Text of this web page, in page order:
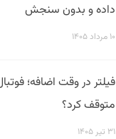
داده و بدون سنجش
۱۰ مرداد ۱۴۰۵
متوقف کرد؟
۳۱ تیر ۱۴۰۵